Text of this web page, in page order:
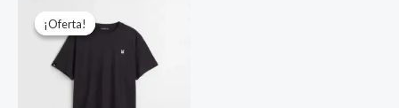
¡Oferta!
¡Oferta!
precio
original
era:
actual
es:
S/ 49.00.